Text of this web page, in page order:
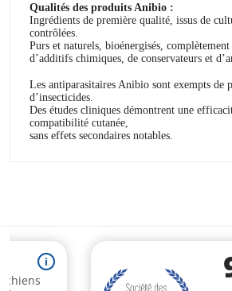
Qualités des produits Anibio :
Ingrédients de première qualité, issus de
contrôlées.
Purs et naturels, bioénergisés, complètement
d’additifs chimiques, de conservateurs et
Les antiparasitaires Anibio sont exempts de
d’insecticides.
Des études cliniques démontrent une
compatibilité cutanée,
sans effets secondaires notables.